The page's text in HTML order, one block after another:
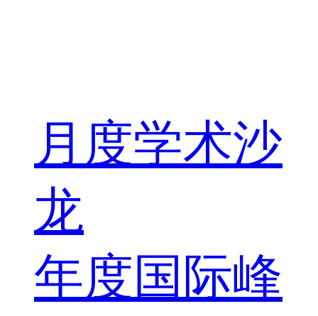
月度学术沙
龙
年度国际峰